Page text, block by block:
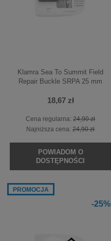
Klamra Sea To Summit Field
Repair Buckle SRPA 25 mm
18,67 zł
Cena regularna:24,90 zł
Najniższa cena:24,90 zł
POWIADOM O
DOSTĘPNOŚCI
-25%
PROMOCJA